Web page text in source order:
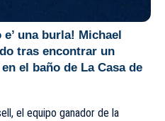
e’ una burla! Michael
tras encontrar un
el baño de La Casa de
el equipo ganador de la